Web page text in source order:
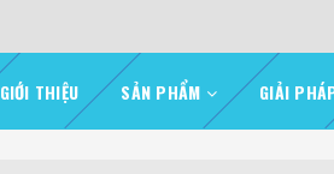
GIỚI THIỆU SẢN PHẨM GIẢI